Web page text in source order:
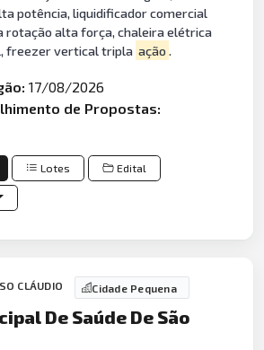
potência, liquidificador comercial
rotação alta força, chaleira elétrica
freezer vertical tripla ação .
17/08/2026
de Propostas:
Lotes Edital
CLÁUDIO Cidade Pequena
De Saúde De São